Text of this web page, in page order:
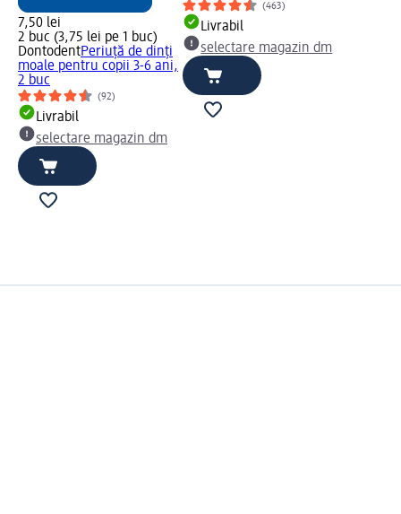
7,50 lei
2 buc (3,75 lei pe 1 buc)
DontodentPeriuță de dinți
moale pentru copii 3-6 ani,
2 buc
(92)
Livrabil
selectare magazin dm
(463)
Livrabil
selectare magazin dm